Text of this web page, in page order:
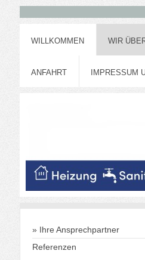
WILLKOMMEN WIR
ANFAHRT IMPRESSUM
Ihre Ansprechpartner
Referenzen